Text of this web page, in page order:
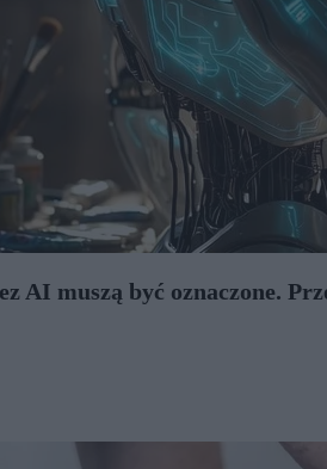
AI muszą być oznaczone.